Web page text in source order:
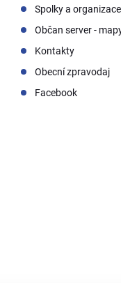
Spolky a organizace
Občan server -
Kontakty
Obecní zpravodaj
Facebook